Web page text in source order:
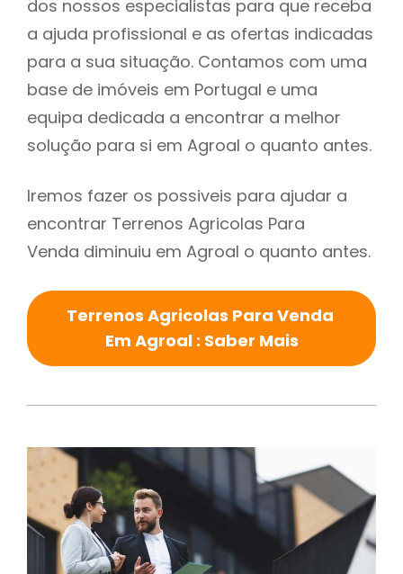
dos nossos especialistas para que receba
a ajuda profissional e as ofertas indicadas
para a sua situação. Contamos com uma
base de imóveis em Portugal e uma
equipa dedicada a encontrar a melhor
solução para si em Agroal o quanto antes.
Iremos fazer os possiveis para ajudar a
encontrar Terrenos Agricolas Para
Venda diminuiu em Agroal o quanto antes.
Terrenos Agricolas Para Venda
Em Agroal : Saber Mais